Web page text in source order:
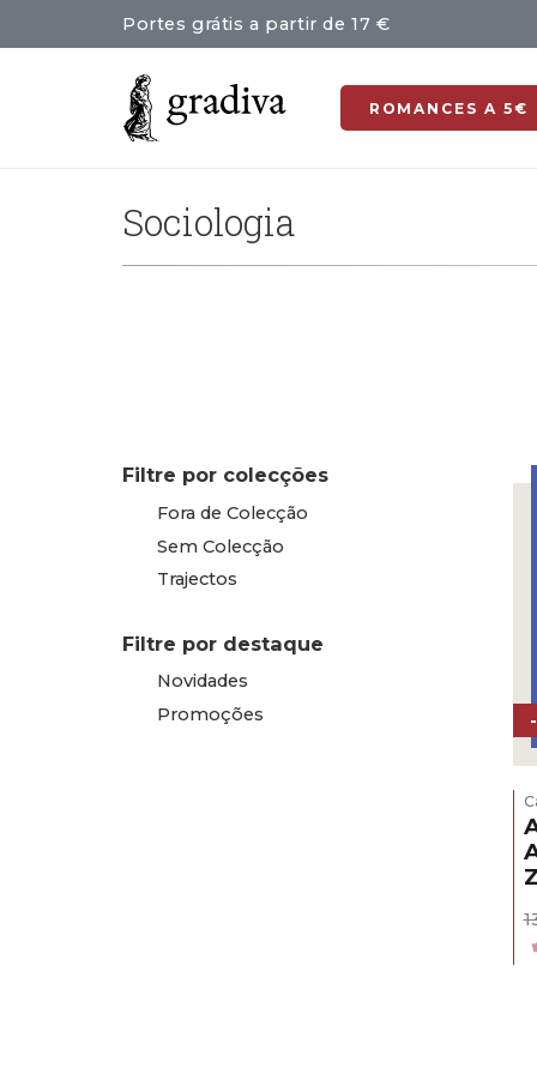
Portes grátis a partir de 17 €
ROMANCES A 5€
Sociologia
Filtre por colecções
Fora de Colecção
Sem Colecção
Trajectos
Filtre por destaque
Novidades
Promoções